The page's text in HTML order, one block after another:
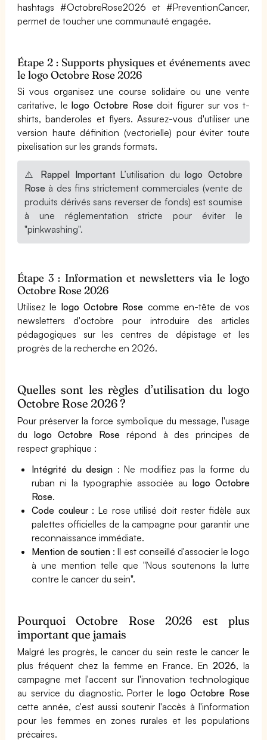
hashtags #OctobreRose2026 et #PreventionCancer,
permet de toucher une communauté engagée.
Étape 2 : Supports physiques et événements avec
le logo Octobre Rose 2026
Si vous organisez une course solidaire ou une vente
caritative, lelogo Octobre Rosedoit figurer sur vos t-
shirts, banderoles et flyers. Assurez-vous d'utiliser une
version haute définition (vectorielle) pour éviter toute
pixelisation sur les grands formats.
⚠️ Rappel Important L’utilisation dulogo Octobre
Rose à des fins strictement commerciales (vente de
produits dérivés sans reverser de fonds) est soumise
à une réglementation stricte pour éviter le
"pinkwashing".
Étape 3 : Information et newsletters via le logo
Octobre Rose 2026
Utilisez le logo Octobre Rose comme en-tête de vos
newsletters d'octobre pour introduire des articles
pédagogiques sur les centres de dépistage et les
progrès de la recherche en 2026.
Quelles sont les règles d’utilisation du logo
Octobre Rose 2026 ?
Pour préserver la force symbolique du message, l'usage
du logo Octobre Rose répond à des principes de
respect graphique :
Intégrité du design : Ne modifiez pas la forme du
ruban ni la typographie associée au logo Octobre
Rose.
Code couleur: Le rose utilisé doit rester fidèle aux
palettes officielles de la campagne pour garantir une
reconnaissance immédiate.
Mention de soutien : Il est conseillé d'associer le logo
à une mention telle que "Nous soutenons la lutte
contre le cancer du sein".
Pourquoi Octobre Rose 2026 est plus
important que jamais
Malgré les progrès, le cancer du sein reste le cancer le
plus fréquent chez la femme en France. En2026, la
campagne met l'accent sur l'innovation technologique
au service du diagnostic. Porter lelogo Octobre Rose
cette année, c'est aussi soutenir l'accès à l'information
pour les femmes en zones rurales et les populations
précaires.